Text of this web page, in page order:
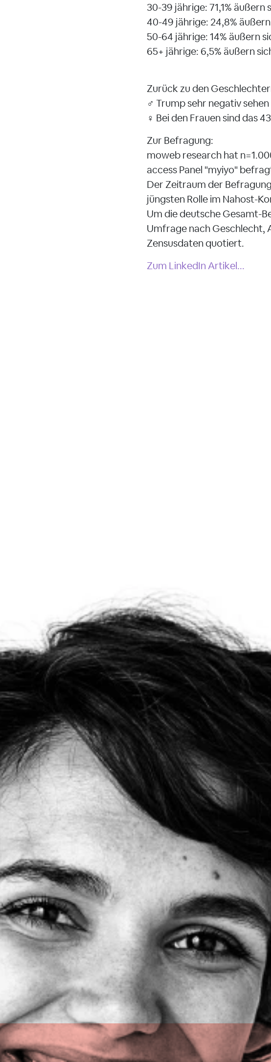
30-39 jährige: 71,1%
40-49 jährige: 24,8%
50-64 jährige: 14% äußern
65+ jährige: 6,5% äußern
Zurück zu den
♂️ Trump sehr negativ
♀️ Bei den Frauen sind das
Zur Befragung:
moweb research hat
access Panel "myiyo"
Der Zeitraum der
jüngsten Rolle im Nahost-
Um die deutsche Gesamt-
Umfrage nach Geschlecht,
Zensusdaten quotiert.
Zum LinkedIn Artikel...